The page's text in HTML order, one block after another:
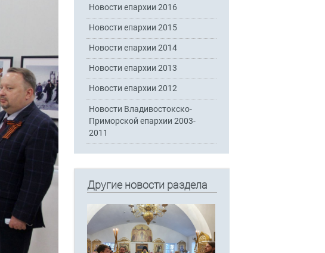
Новости епархии 2016
Новости епархии 2015
Новости епархии 2014
Новости епархии 2013
Новости епархии 2012
Новости Владивостокско-
Приморской епархии 2003-
2011
Другие новости раздела